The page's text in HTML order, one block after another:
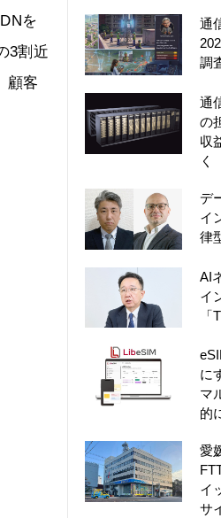
を
3割近
顧客
通
調
通
の
収
く
デ
イ
律
AI
イ
に
マ
的
愛
イ
サ